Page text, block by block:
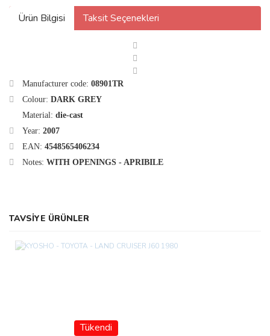
Ürün Bilgisi Taksit Seçenekleri
Manufacturer code: 08901TR
Colour: DARK GREY
Material: die-cast
Year: 2007
EAN: 4548565406234
Notes: WITH OPENINGS - APRIBILE
TAVSİYE ÜRÜNLER
Tükendi